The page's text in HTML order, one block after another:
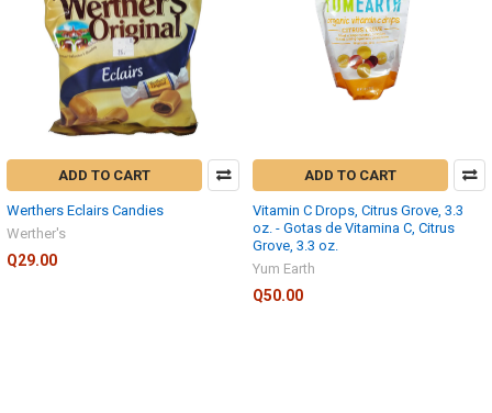
ADD TO CART
Werthers Eclairs Candies
Werther's
Q29.00
ADD TO CART
Vitamin C Drops, Citrus Grove, 3.3
oz. - Gotas de Vitamina C, Citrus
Grove, 3.3 oz.
Yum Earth
Q50.00